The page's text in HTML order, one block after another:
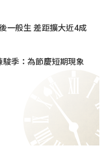
一般生 差距擴大近4成
季：為節慶短期現象